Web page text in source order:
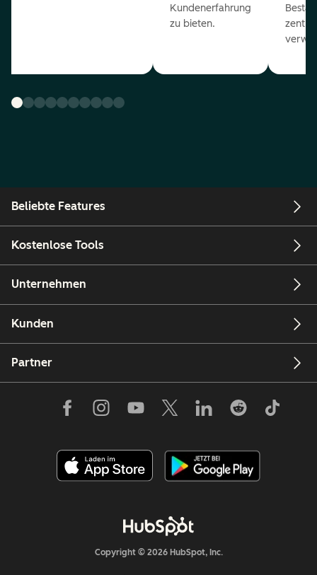
Kundenerfahrung
zu bieten.
Beliebte Features
Kostenlose Tools
Unternehmen
Kunden
Partner
Copyright © 2026 HubSpot, Inc.